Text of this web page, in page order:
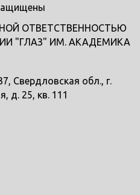
ОТВЕТСТВЕННОСТЬЮ
"ГЛАЗ" ИМ. АКАДЕМИКА
Свердловская обл., г.
д. 25, кв. 111